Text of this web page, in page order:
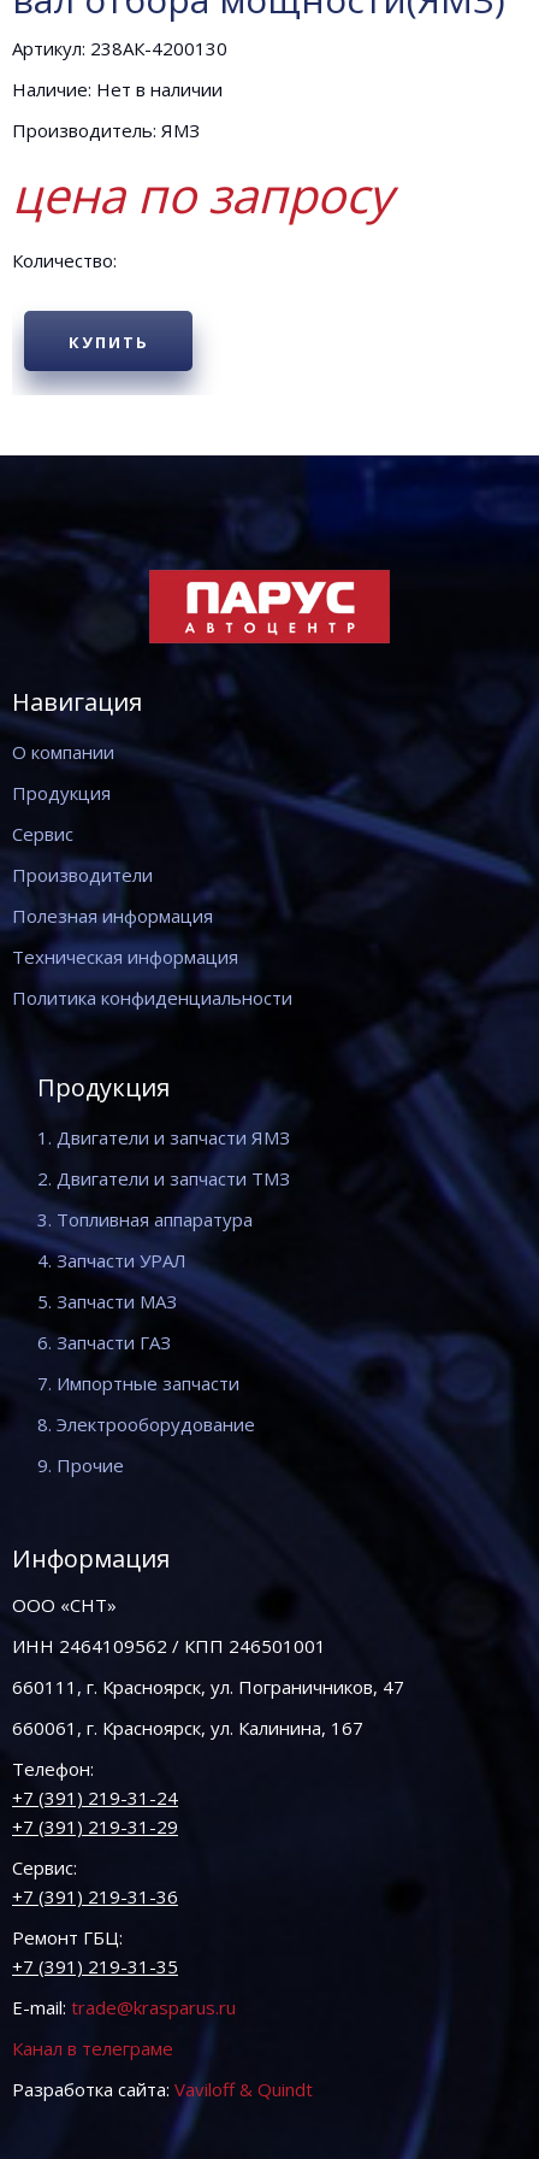
Артикул: 238АК-4200130
Наличие: Нет в наличии
Производитель: ЯМЗ
цена по запросу
Количество:
КУПИТЬ
Навигация
О компании
Продукция
Сервис
Производители
Полезная информация
Техническая информация
Политика конфиденциальности
Продукция
1. Двигатели и запчасти ЯМЗ
2. Двигатели и запчасти ТМЗ
3. Топливная аппаратура
4. Запчасти УРАЛ
5. Запчасти МАЗ
6. Запчасти ГАЗ
7. Импортные запчасти
8. Электрооборудование
9. Прочие
Информация
ООО «СНТ»
ИНН 2464109562 / КПП 246501001
660111, г. Красноярск, ул. Пограничников, 47
660061, г. Красноярск, ул. Калинина, 167
Телефон:
+7 (391) 219-31-24
+7 (391) 219-31-29
Сервис:
+7 (391) 219-31-36
Ремонт ГБЦ:
+7 (391) 219-31-35
E-mail: trade@krasparus.ru
Канал в телеграме
Разработка сайта: Vaviloff & Quindt